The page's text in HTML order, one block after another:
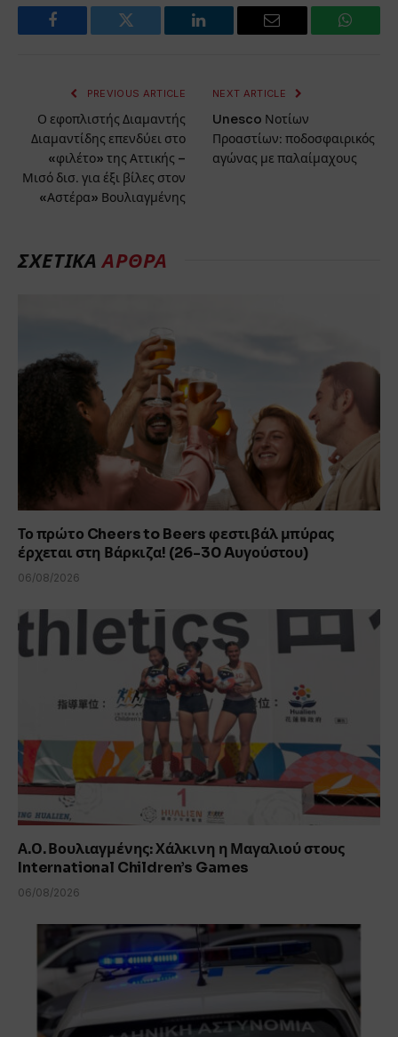
Facebook Twitter LinkedIn Email
PREVIOUS ARTICLE
Ο εφοπλιστής Διαμαντής
Διαμαντίδης επενδύει στο
«φιλέτο» της Αττικής –
Μισό δισ. για έξι βίλες στον
«Αστέρα» Βουλιαγμένης
NEXT ARTICLE
Unesco Νοτίων
Προαστίων: ποδοσφαιρικός
αγώνας με παλαίμαχους
ΣΧΕΤΙΚΑΑΡΘΡΑ
Το πρώτο Cheers to Beers φεστιβάλ μπύρας
έρχεται στη Βάρκιζα! (26-30 Aυγούστου)
06/08/2026
Α.Ο. Βουλιαγμένης: Χάλκινη η Μαγαλιού στους
International Children’s Games
06/08/2026